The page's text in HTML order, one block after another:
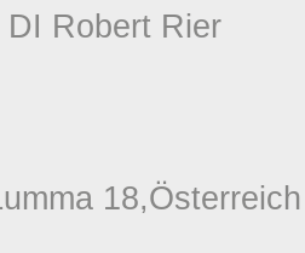
Robert Rier
18,Österreich